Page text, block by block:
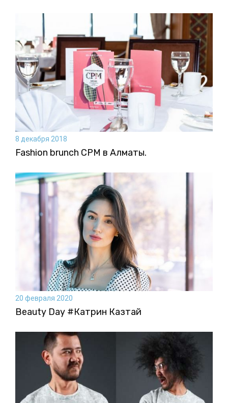
8 декабря 2018
Fashion brunch CPM в Алматы.
20 февраля 2020
Beauty Day #Катрин Казтай